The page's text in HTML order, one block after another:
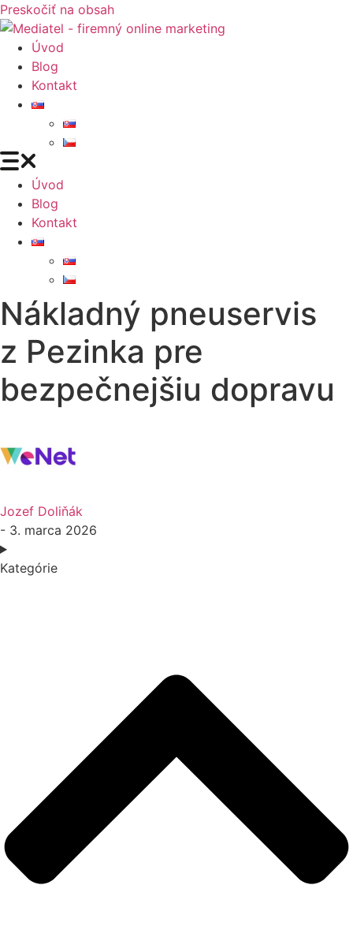
Preskočiť na obsah
Úvod
Blog
Kontakt
Úvod
Blog
Kontakt
Nákladný pneuservis
z Pezinka pre
bezpečnejšiu dopravu
Jozef Doliňák
- 3. marca 2026
Kategórie